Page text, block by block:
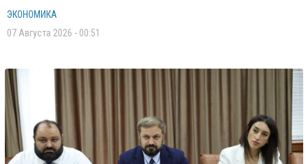
ЭКОНОМИКА
07 Августа 2026 - 00:51